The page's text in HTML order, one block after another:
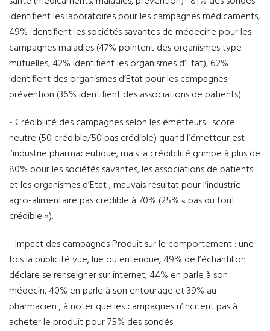
identifient les laboratoires pour les campagnes médicaments,
49% identifient les sociétés savantes de médecine pour les
campagnes maladies (47% pointent des organismes type
mutuelles, 42% identifient les organismes d’Etat), 62%
identifient des organismes d’Etat pour les campagnes
prévention (36% identifient des associations de patients).
- Crédibilité des campagnes selon les émetteurs : score
neutre (50 crédible/50 pas crédible) quand l’émetteur est
l’industrie pharmaceutique, mais la crédibilité grimpe à plus de
80% pour les sociétés savantes, les associations de patients
et les organismes d’Etat ; mauvais résultat pour l’industrie
agro-alimentaire pas crédible à 70% (25% « pas du tout
crédible »).
- Impact des campagnes Produit sur le comportement : une
fois la publicité vue, lue ou entendue, 49% de l’échantillon
déclare se renseigner sur internet, 44% en parle à son
médecin, 40% en parle à son entourage et 39% au
pharmacien ; à noter que les campagnes n’incitent pas à
acheter le produit pour 75% des sondés.